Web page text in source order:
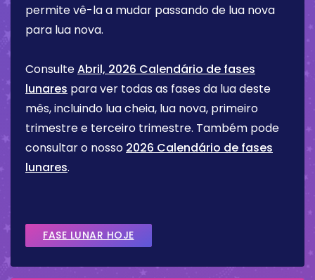
permite vê-la a mudar passando de lua nova
para lua nova.
ConsulteAbril, 2026 Calendário de fases
lunares para ver todas as fases da lua deste
mês, incluindo lua cheia, lua nova, primeiro
trimestre e terceiro trimestre. Também pode
consultar o nosso 2026 Calendário de fases
lunares.
FASE LUNAR HOJE